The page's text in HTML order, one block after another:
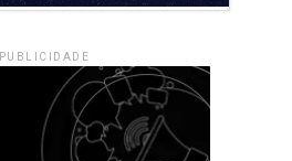
PUBLICIDADE